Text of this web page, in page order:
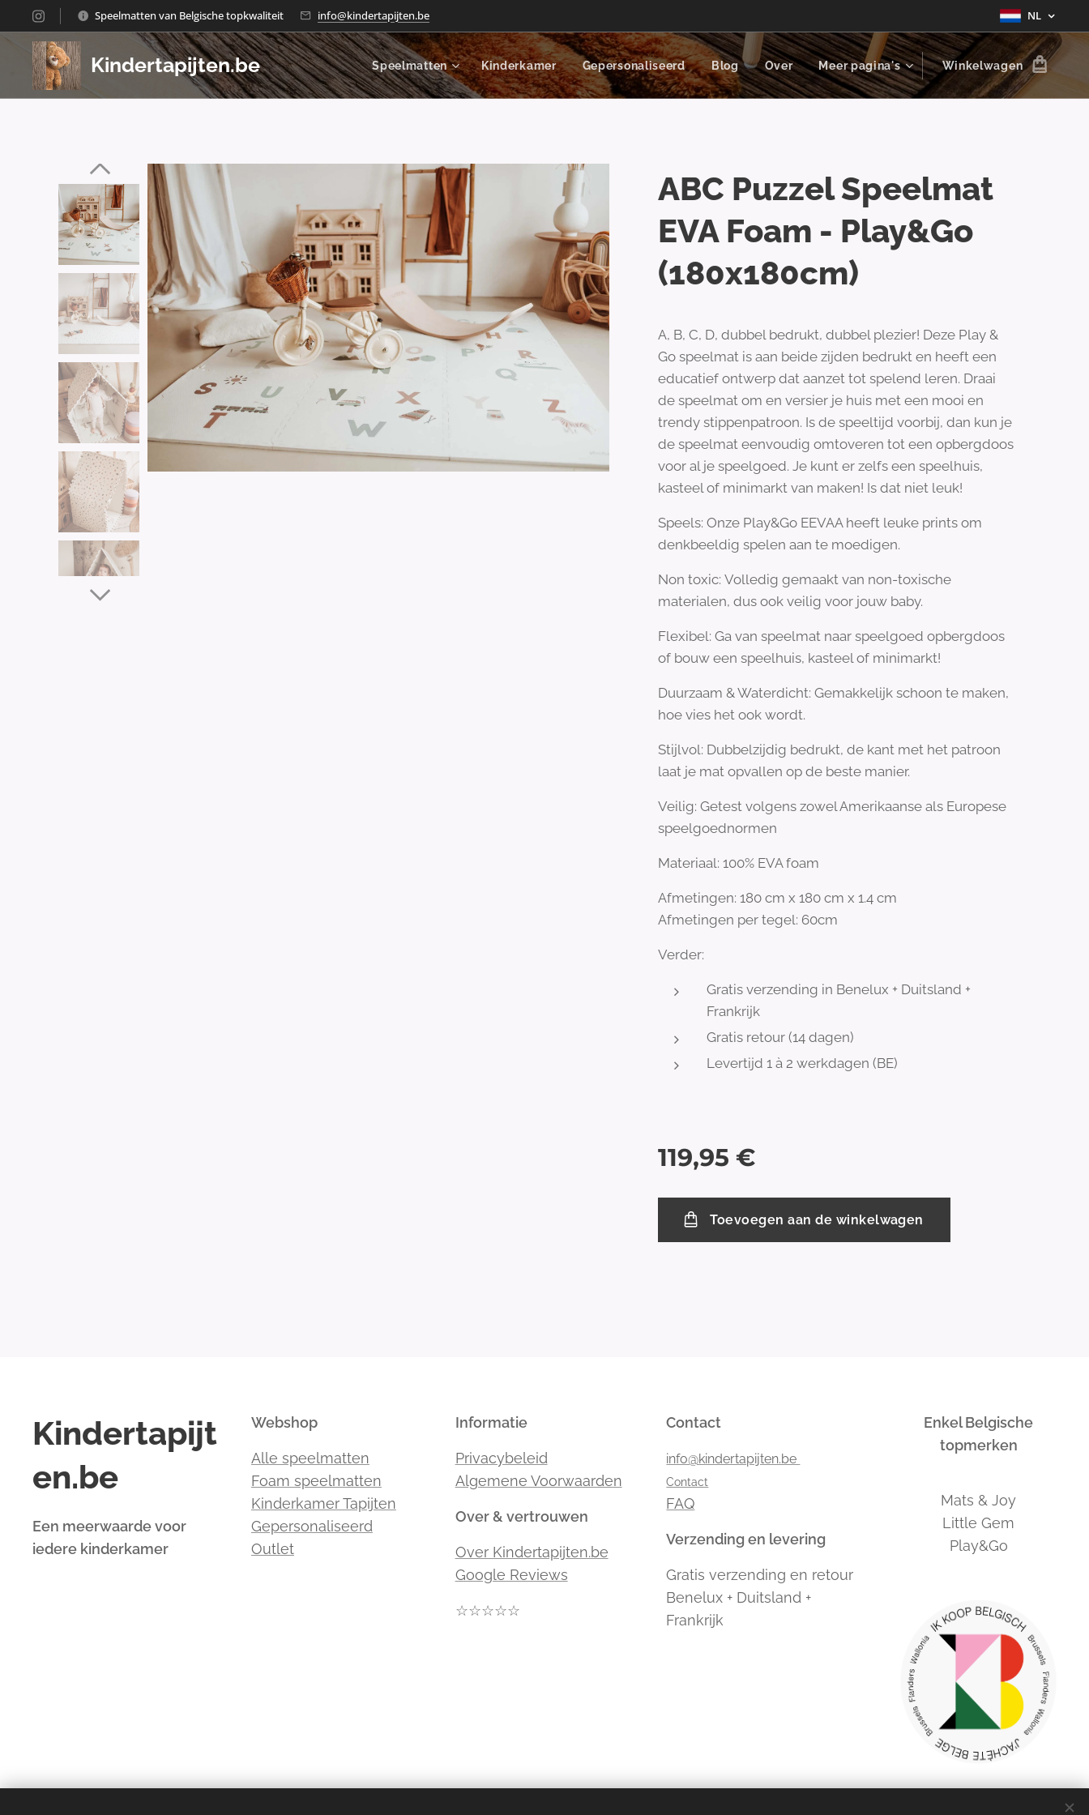
Speelmatten van Belgische topkwaliteit info@kindertapijten.be NL
Kindertapijten.be Speelmatten Kinderkamer Gepersonaliseerd Blog Over Meer pagina's Winkelwagen
ABC Puzzel Speelmat
EVA Foam - Play&Go
(180x180cm)
A, B, C, D, dubbel bedrukt, dubbel plezier! Deze Play &
Go speelmat is aan beide zijden bedrukt en heeft een
educatief ontwerp dat aanzet tot spelend leren. Draai
de speelmat om en versier je huis met een mooi en
trendy stippenpatroon. Is de speeltijd voorbij, dan kun je
de speelmat eenvoudig omtoveren tot een opbergdoos
voor al je speelgoed. Je kunt er zelfs een speelhuis,
kasteel of minimarkt van maken! Is dat niet leuk!
Speels: Onze Play&Go EEVAA heeft leuke prints om
denkbeeldig spelen aan te moedigen.
Non toxic: Volledig gemaakt van non-toxische
materialen, dus ook veilig voor jouw baby.
Flexibel: Ga van speelmat naar speelgoed opbergdoos
of bouw een speelhuis, kasteel of minimarkt!
Duurzaam & Waterdicht: Gemakkelijk schoon te maken,
hoe vies het ook wordt.
Stijlvol: Dubbelzijdig bedrukt, de kant met het patroon
laat je mat opvallen op de beste manier.
Veilig: Getest volgens zowel Amerikaanse als Europese
speelgoednormen
Materiaal: 100% EVA foam
Afmetingen: 180 cm x 180 cm x 1.4 cm
Afmetingen per tegel: 60cm
Verder:
Gratis verzending in Benelux + Duitsland +
Frankrijk
Gratis retour (14 dagen)
Levertijd 1 à 2 werkdagen (BE)
119,95 €
Toevoegen aan de winkelwagen
Kindertapijt
en.be
Een meerwaarde voor
iedere kinderkamer
Webshop
Alle speelmatten
Foam speelmatten
Kinderkamer Tapijten
Gepersonaliseerd
Outlet
Informatie
Privacybeleid
Algemene Voorwaarden
Over & vertrouwen
Over Kindertapijten.be
Google Reviews
☆☆☆☆☆
Contact
info@kindertapijten.be
Contact
FAQ
Verzending en levering
Gratis verzending en retour
Benelux + Duitsland +
Frankrijk
Enkel Belgische
topmerken
Mats & Joy
Little Gem
Play&Go